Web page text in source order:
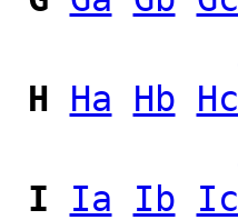
H
Ha Hb Hc
I
Ia Ib Ic